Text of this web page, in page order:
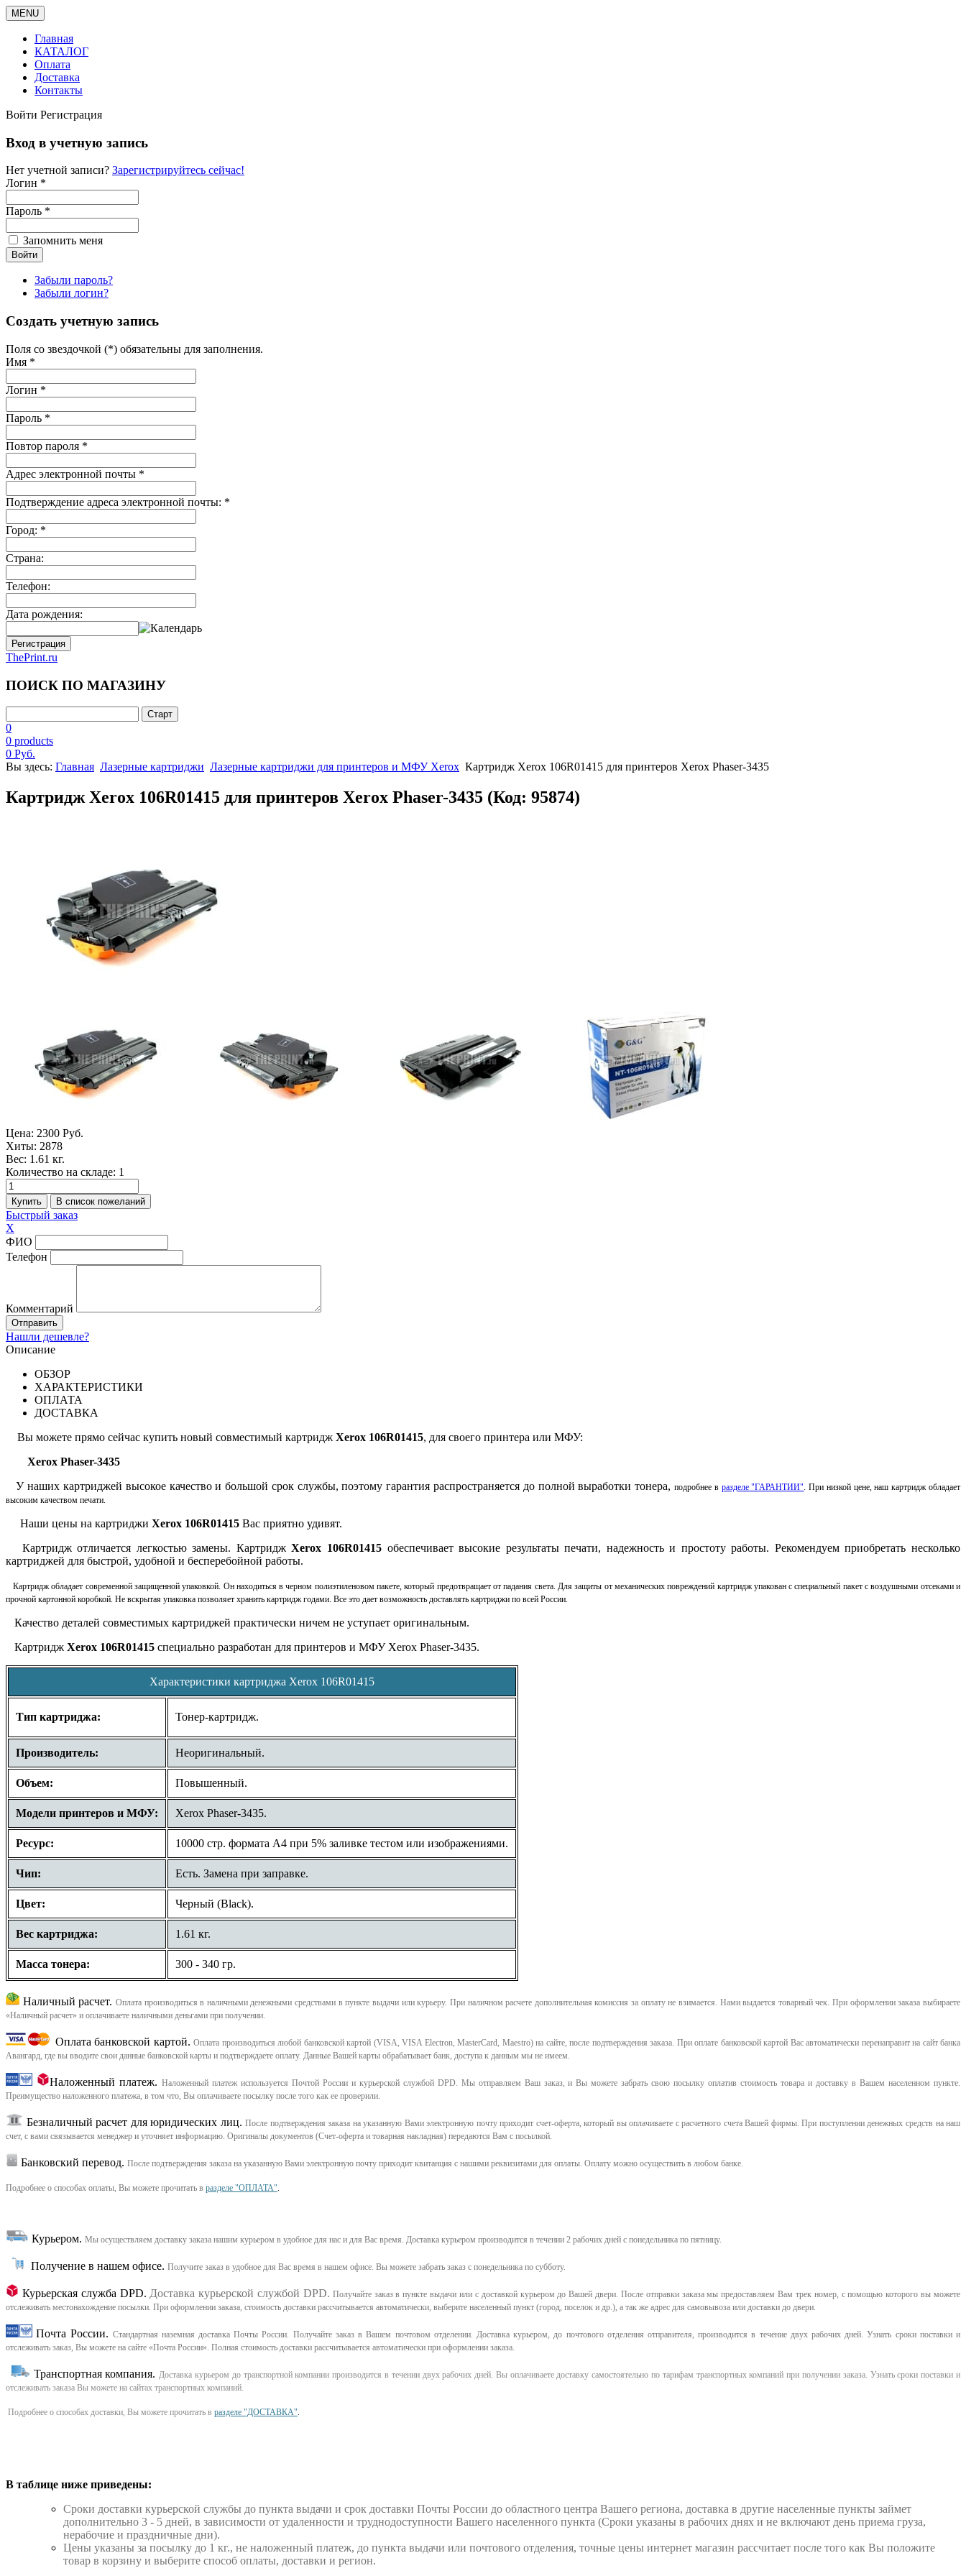
MENU
Главная
КАТАЛОГ
Оплата
Доставка
Контакты
Войти Регистрация
Вход в учетную запись
Нет учетной записи? Зарегистрируйтесь сейчас!
Логин *
Пароль *
Запомнить меня
Забыли пароль?
Забыли логин?
Создать учетную запись
Поля со звездочкой (*) обязательны для заполнения.
Имя *
Логин *
Пароль *
Повтор пароля *
Адрес электронной почты *
Подтверждение адреса электронной почты: *
Город: *
Страна:
Телефон:
Дата рождения:
Регистрация
ThePrint.ru
ПОИСК ПО МАГАЗИНУ
0
0 products
0 Руб.
Вы здесь: Главная Лазерные картриджи Лазерные картриджи для принтеров и МФУ Xerox Картридж Xerox 106R01415 для принтеров Xerox Phaser-3435
Картридж Xerox 106R01415 для принтеров Xerox Phaser-3435 (Код: 95874)
Цена: 2300 Руб.
Хиты: 2878
Вес: 1.61 кг.
Количество на складе: 1
Быстрый заказ
X
ФИО
Телефон
Комментарий
Нашли дешевле?
Описание
ОБЗОР
ХАРАКТЕРИСТИКИ
ОПЛАТА
ДОСТАВКА
Вы можете прямо сейчас купить новый совместимый картридж Xerox 106R01415, для своего принтера или МФУ:
Xerox Phaser-3435
У наших картриджей высокое качество и большой срок службы, поэтому гарантия распространяется до полной выработки тонера, подробнее в разделе "ГАРАНТИИ". При низкой цене, наш картридж обладает
высоким качеством печати.
Наши цены на картриджи Xerox 106R01415 Вас приятно удивят.
Картридж отличается легкостью замены. КартриджXerox 106R01415обеспечивает высокие результаты печати, надежность и простоту работы. Рекомендуем приобретать несколько
картриджей для быстрой, удобной и бесперебойной работы.
Картридж обладает современной защищенной упаковкой. Он находиться в черном полиэтиленовом пакете, который предотвращает от падания света. Для защиты от механических повреждений картридж упакован с специальный пакет с воздушными отсеками и
прочной картонной коробкой. Не вскрытая упаковка позволяет хранить картридж годами. Все это дает возможность доставлять картриджи по всей России.
Качество деталей совместимых картриджей практически ничем не уступает оригинальным.
Картридж Xerox 106R01415 специально разработан для принтеров и МФУ Xerox Phaser-3435.
Характеристики картриджа Xerox 106R01415
Тип картриджа: Тонер-картридж.
Производитель: Неоригинальный.
Объем: Повышенный.
Модели принтеров и МФУ: Xerox Phaser-3435.
Ресурс: 10000 стр. формата A4 при 5% заливке тестом или изображениями.
Чип: Есть. Замена при заправке.
Цвет: Черный (Black).
Вес картриджа: 1.61 кг.
Масса тонера: 300 - 340 гр.
Наличный расчет. Оплата производиться в наличными денежными средствами в пункте выдачи или курьеру. При наличном расчете дополнительная комиссия за оплату не взимается. Нами выдается товарный чек.При оформлении заказа выбираете
«Наличный расчет» и оплачиваете наличными деньгами при получении.
Оплата банковской картой. Оплата производиться любой банковской картой (VISA, VISA Electron, MasterCard, Maestro) на сайте, после подтверждения заказа. При оплате банковской картой Вас автоматически перенаправит на сайт банка
Авангард, где вы вводите свои данные банковской карты и подтверждаете оплату. Данные Вашей карты обрабатывает банк, доступа к данным мы не имеем.
Наложенный платеж. Наложенный платеж используется Почтой России и курьерской службой DPD. Мы отправляем Ваш заказ, и Вы можете забрать свою посылку оплатив стоимость товара и доставку в Вашем населенном пункте.
Преимущество наложенного платежа, в том что, Вы оплачиваете посылку после того как ее проверили.
Безналичный расчет для юридических лиц. После подтверждения заказа на указанную Вами электронную почту приходит счет-оферта, который вы оплачиваете с расчетного счета Вашей фирмы. При поступлении денежных средств на наш
счет, с вами связывается менеджер и уточняет информацию. Оригиналы документов (Счет-оферта и товарная накладная) передаются Вам с посылкой.
Банковский перевод. После подтверждения заказа на указанную Вами электронную почту приходит квитанция с нашими реквизитами для оплаты. Оплату можно осуществить в любом банке.
Подробнее о способах оплаты, Вы можете прочитать в разделе "ОПЛАТА".
Курьером. Мы осуществляем доставку заказа нашим курьером в удобное для нас и для Вас время. Доставка курьером производится в течении 2 рабочих дней с понедельника по пятницу.
Получение в нашем офисе. Получите заказ в удобное для Вас время в нашем офисе. Вы можете забрать заказ с понедельника по субботу.
Курьерская служба DPD. Доставка курьерской службой DPD. Получайте заказ в пункте выдачи или с доставкой курьером до Вашей двери. После отправки заказа мы предоставляем Вам трек номер, с помощью которого вы можете
отслеживать местонахождение посылки. При оформлении заказа, стоимость доставки рассчитывается автоматически, выберите населенный пункт (город, поселок и др.), а так же адрес для самовывоза или доставки до двери.
Почта России. Стандартная наземная доставка Почты России. Получайте заказ в Вашем почтовом отделении. Доставка курьером, до почтового отделения отправителя, производится в течение двух рабочих дней. Узнать сроки поставки и
отслеживать заказ, Вы можете на сайте «Почта России». Полная стоимость доставки рассчитывается автоматически при оформлении заказа.
Транспортная компания. Доставка курьером до транспортной компании производится в течении двух рабочих дней. Вы оплачиваете доставку самостоятельно по тарифам транспортных компаний при получении заказа. Узнать сроки поставки и
отслеживать заказа Вы можете на сайтах транспортных компаний.
Подробнее о способах доставки, Вы можете прочитать в разделе "ДОСТАВКА".
В таблице ниже приведены:
Cроки доставки курьерской службы до пункта выдачи и срок доставки Почты России до областного центра Вашего региона, доставка в другие населенные пункты займет
дополнительно 3 - 5 дней, в зависимости от удаленности и труднодоступности Вашего населенного пункта (Сроки указаны в рабочих днях и не включают день приема груза,
нерабочие и праздничные дни).
Цены указаны за посылку до 1 кг., не наложенный платеж, до пункта выдачи или почтового отделения, точные цены интернет магазин рассчитает после того как Вы положите
товар в корзину и выберите способ оплаты, доставки и регион.